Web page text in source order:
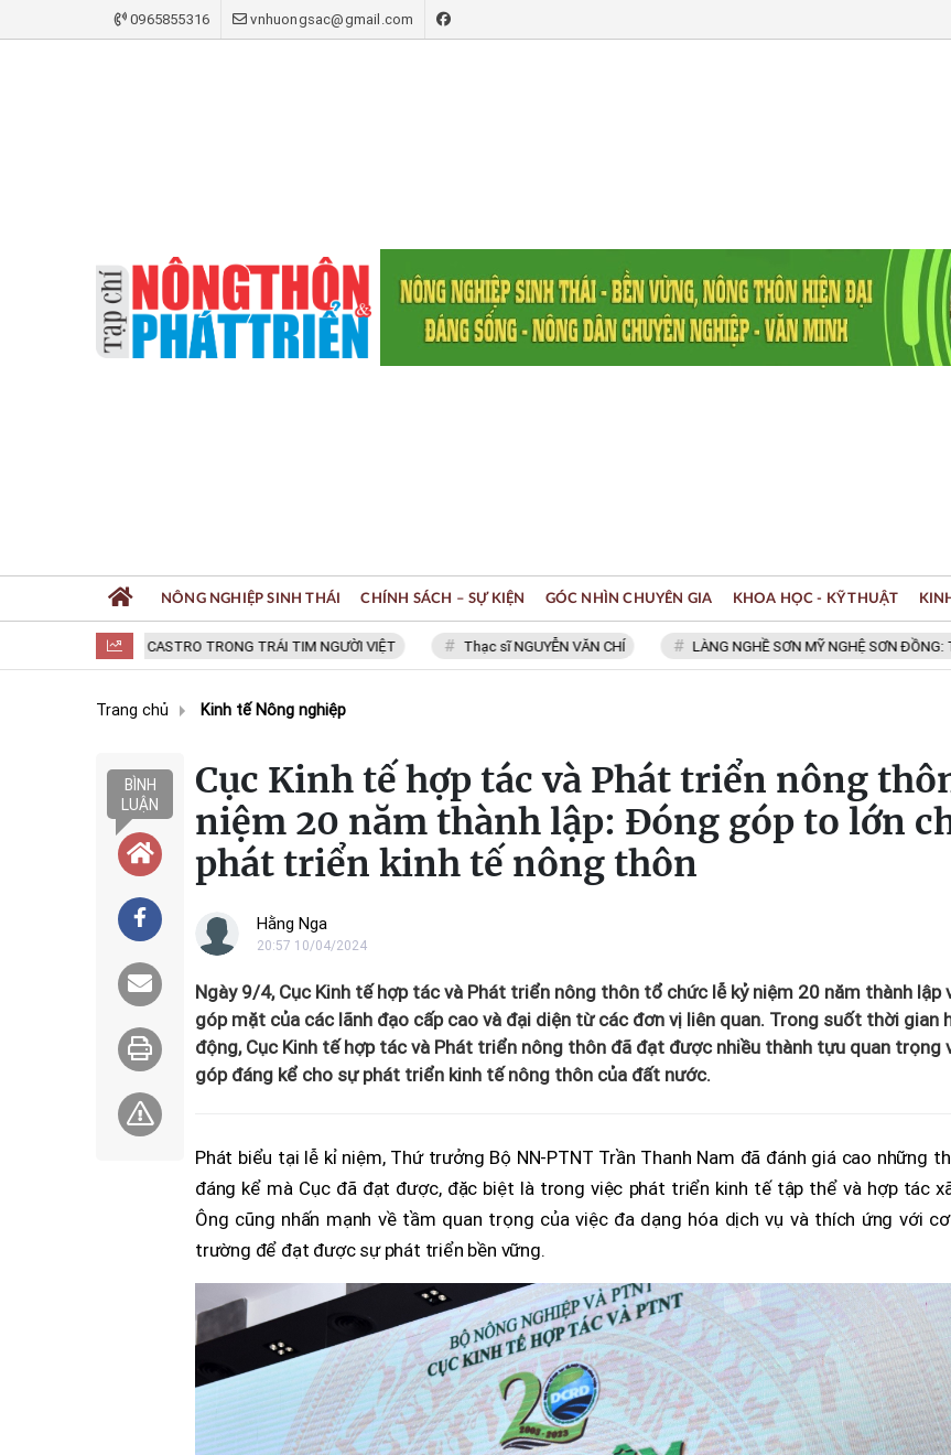
0965855316 vnhuongsac@gmail.com
FIDEL CASTRO TRONG TRÁI TIM NGƯỜI VIỆT Thạc sĩ NGUYỄN VĂN CHÍ LÀNG NGHỀ SƠN MỸ NGHỆ SƠN ĐỒNG: Thành
NÔNG NGHIỆP SINH THÁI CHÍNH SÁCH – SỰ KIỆN GÓC NHÌN CHUYÊN GIA KHOA HỌC - KỸ THUẬT
Trang chủ Kinh tế Nông nghiệp
BÌNH
LUẬN
Cục Kinh tế hợp tác và Phát triển nông
niệm 20 năm thành lập: Đóng góp to lớn
phát triển kinh tế nông thôn
Hằng Nga
20:57 10/04/2024
Ngày 9/4, Cục Kinh tế hợp tác và Phát triển nông thôn tổ chức lễ kỷ niệm 20 năm thành lập
góp mặt của các lãnh đạo cấp cao và đại diện từ các đơn vị liên quan. Trong suốt thời gian
động, Cục Kinh tế hợp tác và Phát triển nông thôn đã đạt được nhiều thành tựu quan trọng
góp đáng kể cho sự phát triển kinh tế nông thôn của đất nước.
Phát biểu tại lễ kỉ niệm, Thứ trưởng Bộ NN-PTNT Trần Thanh Nam đã đánh giá cao những
đáng kể mà Cục đã đạt được, đặc biệt là trong việc phát triển kinh tế tập thể và hợp tác
Ông cũng nhấn mạnh về tầm quan trọng của việc đa dạng hóa dịch vụ và thích ứng với
trường để đạt được sự phát triển bền vững.